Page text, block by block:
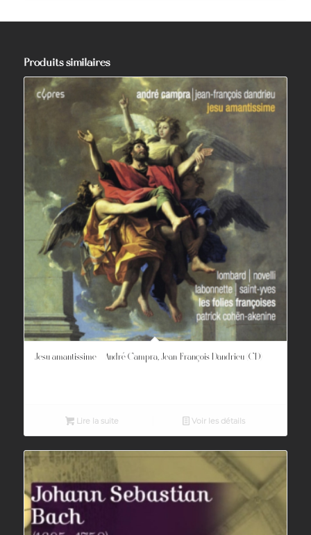
Produits similaires
Jesu amantissime – André Campra, Jean-François Dandrieu (CD)
Lire la suite Voir les détails